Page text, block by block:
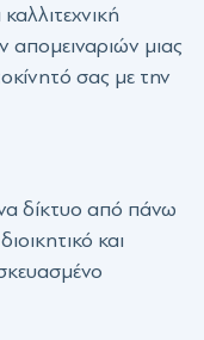
απομειναριών μιας
σας με την
δίκτυο από πάνω
και